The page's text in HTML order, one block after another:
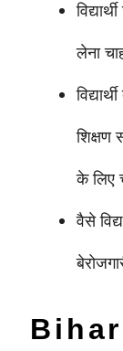
लेना
शिक्षण
के लिए
वैसे